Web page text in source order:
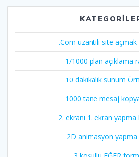
.Com uzantılı site
1/1000 plan açıklama
10 dakikalık sunum
1000 tane mesaj
2. ekranı 1. ekran yapma
2D animasyon yapma
3 koşullu EĞER